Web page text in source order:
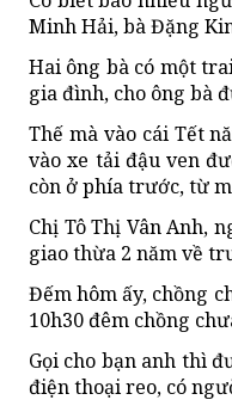
Minh Hải, bà Đặng
Hai ông bà có một
gia đình, cho ông bà
Thế mà vào cái Tết
vào xe tải đậu ven
còn ở phía trước, từ
Chị Tô Thị Vân Anh,
giao thừa 2 năm về
Đếm hôm ấy, chồng
10h30 đêm chồng
Gọi cho bạn anh thì
điện thoại reo, có